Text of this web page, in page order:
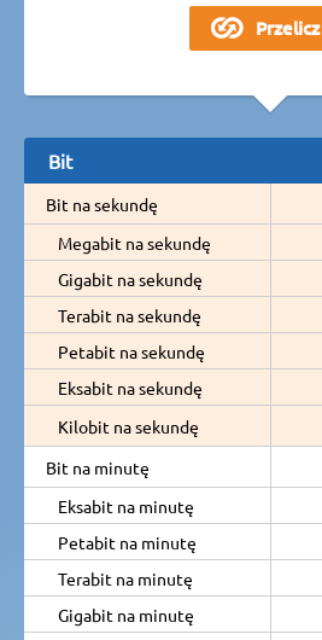
Bit
Bit na sekundę
Megabit na sekundę
Gigabit na sekundę
Terabit na sekundę
Petabit na sekundę
Eksabit na sekundę
Kilobit na sekundę
Bit na minutę
Eksabit na minutę
Petabit na minutę
Terabit na minutę
Gigabit na minutę